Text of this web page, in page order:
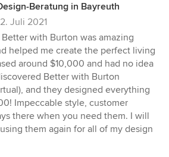
Beratung in Bayreuth
2. Juli 2021
with Burton was amazing
helped me create the perfect living
around $10,000 and had no idea
Better with Burton
and they designed everything
Impeccable style, customer
there when you need them. I will
them again for all of my design